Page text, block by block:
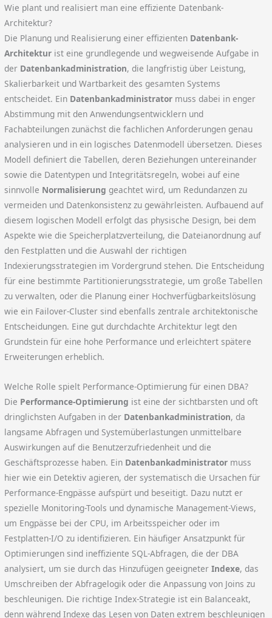
Wie plant und realisiert man eine effiziente Datenbank-
Architektur?
Die Planung und Realisierung einer effizienten Datenbank-
Architektur ist eine grundlegende und wegweisende Aufgabe in
der Datenbankadministration, die langfristig über Leistung,
Skalierbarkeit und Wartbarkeit des gesamten Systems
entscheidet. Ein Datenbankadministrator muss dabei in enger
Abstimmung mit den Anwendungsentwicklern und
Fachabteilungen zunächst die fachlichen Anforderungen genau
analysieren und in ein logisches Datenmodell übersetzen. Dieses
Modell definiert die Tabellen, deren Beziehungen untereinander
sowie die Datentypen und Integritätsregeln, wobei auf eine
sinnvolle Normalisierung geachtet wird, um Redundanzen zu
vermeiden und Datenkonsistenz zu gewährleisten. Aufbauend auf
diesem logischen Modell erfolgt das physische Design, bei dem
Aspekte wie die Speicherplatzverteilung, die Dateianordnung auf
den Festplatten und die Auswahl der richtigen
Indexierungsstrategien im Vordergrund stehen. Die Entscheidung
für eine bestimmte Partitionierungsstrategie, um große Tabellen
zu verwalten, oder die Planung einer Hochverfügbarkeitslösung
wie ein Failover-Cluster sind ebenfalls zentrale architektonische
Entscheidungen. Eine gut durchdachte Architektur legt den
Grundstein für eine hohe Performance und erleichtert spätere
Erweiterungen erheblich.
Welche Rolle spielt Performance-Optimierung für einen DBA?
Die Performance-Optimierung ist eine der sichtbarsten und oft
dringlichsten Aufgaben in der Datenbankadministration, da
langsame Abfragen und Systemüberlastungen unmittelbare
Auswirkungen auf die Benutzerzufriedenheit und die
Geschäftsprozesse haben. Ein Datenbankadministrator muss
hier wie ein Detektiv agieren, der systematisch die Ursachen für
Performance-Engpässe aufspürt und beseitigt. Dazu nutzt er
spezielle Monitoring-Tools und dynamische Management-Views,
um Engpässe bei der CPU, im Arbeitsspeicher oder im
Festplatten-I/O zu identifizieren. Ein häufiger Ansatzpunkt für
Optimierungen sind ineffiziente SQL-Abfragen, die der DBA
analysiert, um sie durch das Hinzufügen geeigneterIndexe, das
Umschreiben der Abfragelogik oder die Anpassung von Joins zu
beschleunigen. Die richtige Index-Strategie ist ein Balanceakt,
denn während Indexe das Lesen von Daten extrem beschleunigen